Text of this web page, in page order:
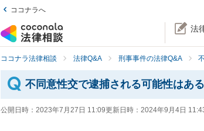
ココナラへ
法
ココナラ法律相談 法律Q&A 刑事事件の法律Q&A
不同意性交で逮捕される可能性はあ
公開日時： 2023年7月27日 11:09更新日時： 2024年9月4日